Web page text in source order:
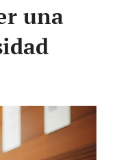
una